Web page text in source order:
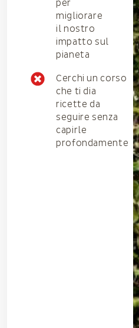
per
migliorare
il nostro
impatto sul
pianeta
Cerchi un corso
che ti dia
ricette da
seguire senza
capirle
profondamente